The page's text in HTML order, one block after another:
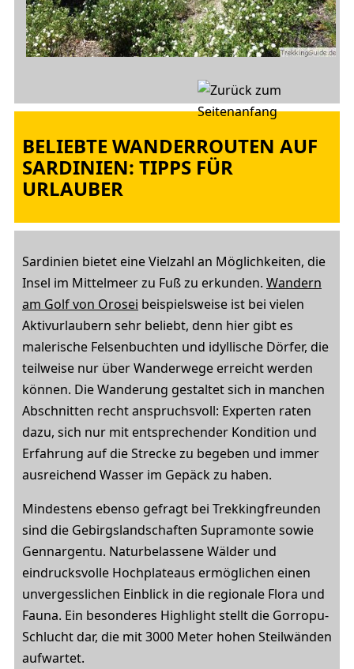
BELIEBTE WANDERROUTEN AUF
SARDINIEN: TIPPS FÜR
URLAUBER
Sardinien bietet eine Vielzahl an Möglichkeiten, die
Insel im Mittelmeer zu Fuß zu erkunden. Wandern
am Golf von Orosei beispielsweise ist bei vielen
Aktivurlaubern sehr beliebt, denn hier gibt es
malerische Felsenbuchten und idyllische Dörfer, die
teilweise nur über Wanderwege erreicht werden
können. Die Wanderung gestaltet sich in manchen
Abschnitten recht anspruchsvoll: Experten raten
dazu, sich nur mit entsprechender Kondition und
Erfahrung auf die Strecke zu begeben und immer
ausreichend Wasser im Gepäck zu haben.
Mindestens ebenso gefragt bei Trekkingfreunden
sind die Gebirgslandschaften Supramonte sowie
Gennargentu. Naturbelassene Wälder und
eindrucksvolle Hochplateaus ermöglichen einen
unvergesslichen Einblick in die regionale Flora und
Fauna. Ein besonderes Highlight stellt die Gorropu-
Schlucht dar, die mit 3000 Meter hohen Steilwänden
aufwartet.